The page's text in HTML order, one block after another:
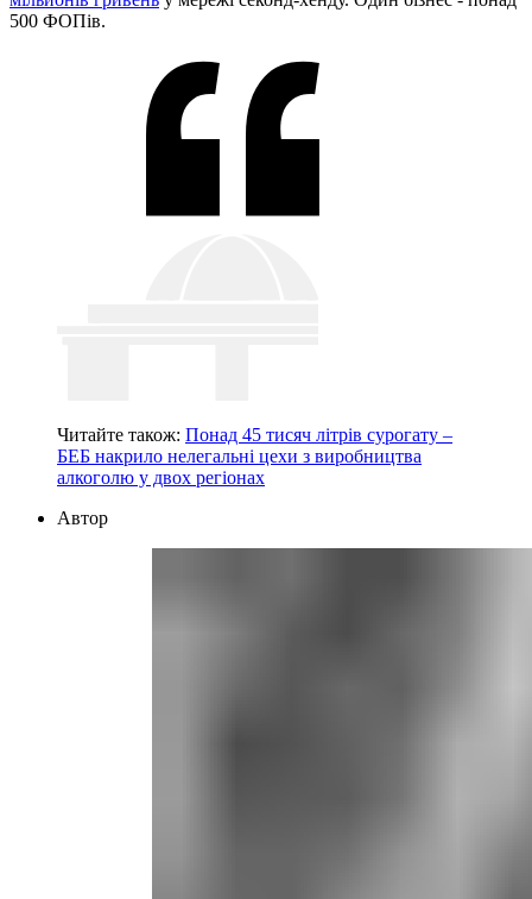
500 ФОПів.
Читайте також: Понад 45 тисяч літрів сурогату –
БЕБ накрило нелегальні цехи з виробництва
алкоголю у двох регіонах
Автор